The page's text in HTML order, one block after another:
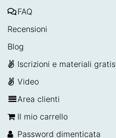
FAQ
Recensioni
Blog
Iscrizioni e materiali gratis
Video
Area clienti
Il mio carrello
Password dimenticata